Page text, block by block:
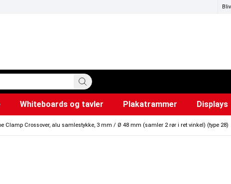
Whiteboards og tavler Plakatrammer Displays
Clamp Crossover, alu samlestykke, 3 mm / Ø 48 mm (samler 2 rør i ret vinkel) (type 28)